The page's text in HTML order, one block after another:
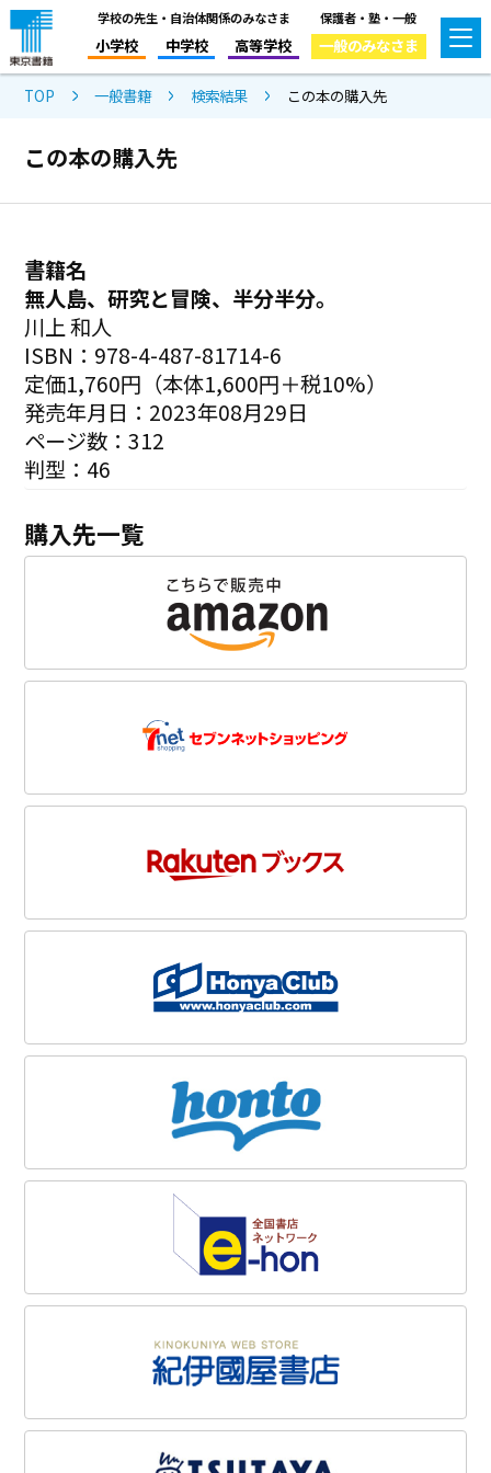
学校の先生・自治体関係のみなさま
小学校 中学校 高等学校
保護者・塾・一般
一般のみなさま
TOP 一般書籍 検索結果 この本の購入先
この本の購入先
書籍名
無人島、研究と冒険、半分半分。
川上 和人
ISBN：978-4-487-81714-6
定価1,760円（本体1,600円＋税10%）
発売年月日：2023年08月29日
ページ数：312
判型：46
購入先一覧